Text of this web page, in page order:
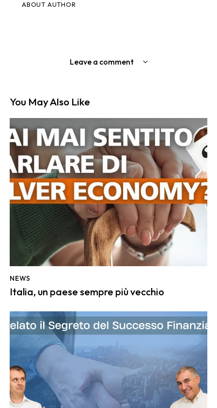
ABOUT AUTHOR
Leave a comment
You May Also Like
NEWS
Italia, un paese sempre più vecchio